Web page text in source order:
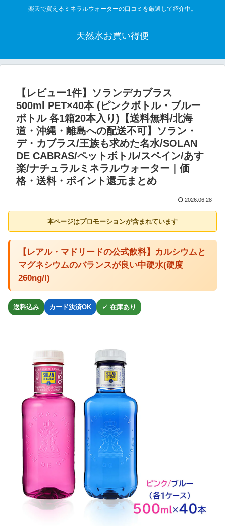
楽天で買えるミネラルウォーターの口コミを厳選して紹介中。
天然水お買い得便
【レビュー1件】ソランデカブラス
500ml PET×40本 (ピンクボトル・ブルー
ボトル 各1箱20本入り)【送料無料/北海
道・沖縄・離島への配送不可】ソラン・
デ・カブラス/王族も求めた名水/SOLAN
DE CABRAS/ペットボトル/スペイン/あす
楽/ナチュラルミネラルウォーター｜価
格・送料・ポイント還元まとめ
2026.06.28
本ページはプロモーションが含まれています
【レアル・マドリードの公式飲料】カルシウムと
マグネシウムのバランスが良い中硬水(硬度
260ng/l)
送料込み カード決済OK ✓ 在庫あり